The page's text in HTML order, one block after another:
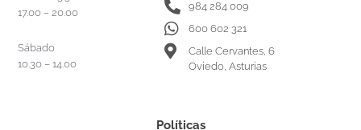
17.00 – 20.00
Sábado
10.30 – 14.00
984 284 009
600 602 321
Calle Cervantes, 6
Oviedo, Asturias
Políticas